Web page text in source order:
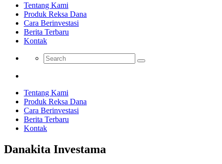
Tentang Kami
Produk Reksa Dana
Cara Berinvestasi
Berita Terbaru
Kontak
Tentang Kami
Produk Reksa Dana
Cara Berinvestasi
Berita Terbaru
Kontak
Danakita Investama